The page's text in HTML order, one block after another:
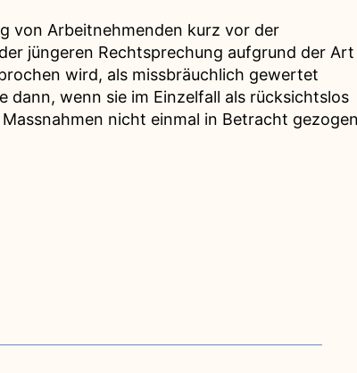
von Arbeitnehmenden kurz vor der
jüngeren Rechtsprechung aufgrund der Art
wird, als missbräuchlich gewertet
dann, wenn sie im Einzelfall als rücksichtslos
nicht einmal in Betracht gezogen